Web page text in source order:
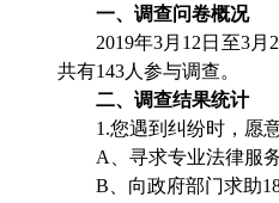
一、调查问卷概况
2019年3月12日至3
共有143人参与调查。
二、调查结果统计
1.您遇到纠纷时，愿
A、寻求专业法律服
B、向政府部门求助